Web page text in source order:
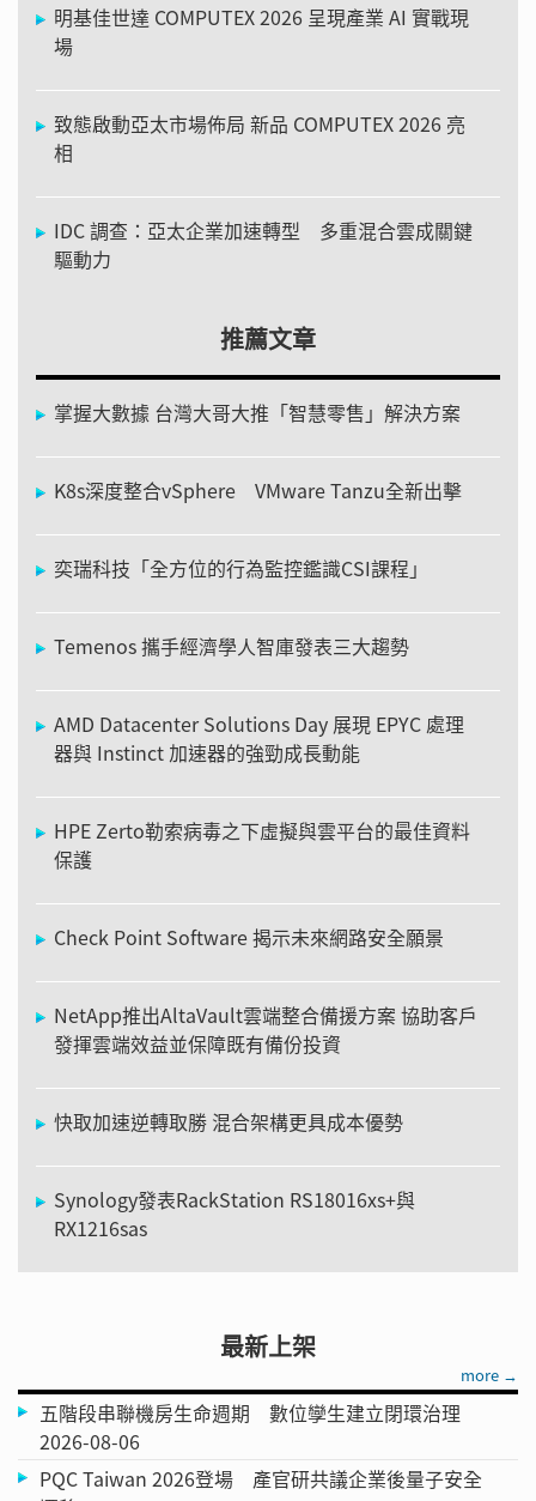
明基佳世達 COMPUTEX 2026 呈現產業 AI 實戰現
場
致態啟動亞太市場佈局 新品 COMPUTEX 2026 亮
相
IDC 調查：亞太企業加速轉型 多重混合雲成關鍵
驅動力
推薦文章
掌握大數據 台灣大哥大推「智慧零售」解決方案
K8s深度整合vSphere VMware Tanzu全新出擊
奕瑞科技「全方位的行為監控鑑識CSI課程」
Temenos 攜手經濟學人智庫發表三大趨勢
AMD Datacenter Solutions Day 展現 EPYC 處理
器與 Instinct 加速器的強勁成長動能
HPE Zerto勒索病毒之下虛擬與雲平台的最佳資料
保護
Check Point Software 揭示未來網路安全願景
NetApp推出AltaVault雲端整合備援方案 協助客戶
發揮雲端效益並保障既有備份投資
快取加速逆轉取勝 混合架構更具成本優勢
Synology發表RackStation RS18016xs+與
RX1216sas
最新上架
more →
五階段串聯機房生命週期 數位孿生建立閉環治理
2026-08-06
PQC Taiwan 2026登場 產官研共議企業後量子安全